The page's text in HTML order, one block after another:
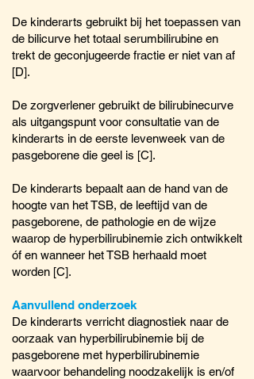
De kinderarts gebruikt bij het toepassen van
de bilicurve het totaal serumbilirubine en
trekt de geconjugeerde fractie er niet van af
[D].
De zorgverlener gebruikt de bilirubinecurve
als uitgangspunt voor consultatie van de
kinderarts in de eerste levenweek van de
pasgeborene die geel is [C].
De kinderarts bepaalt aan de hand van de
hoogte van het TSB, de leeftijd van de
pasgeborene, de pathologie en de wijze
waarop de hyperbilirubinemie zich ontwikkelt
óf en wanneer het TSB herhaald moet
worden [C].
Aanvullend onderzoek
De kinderarts verricht diagnostiek naar de
oorzaak van hyperbilirubinemie bij de
pasgeborene met hyperbilirubinemie
waarvoor behandeling noodzakelijk is en/of